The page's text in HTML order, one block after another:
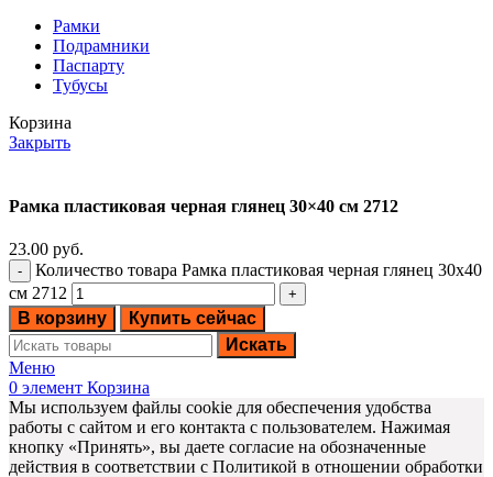
Рамки
Подрамники
Паспарту
Тубусы
Корзина
Закрыть
Рамка пластиковая черная глянец 30×40 см 2712
23.00 руб.
Количество товара Рамка пластиковая черная глянец 30x40
см 2712
В корзину
Купить сейчас
Искать
Меню
0 элемент Корзина
Мы используем файлы cookie для обеспечения удобства
работы с сайтом и его контакта с пользователем. Нажимая
кнопку «Принять», вы даете согласие на обозначенные
действия в соответствии с Политикой в отношении обработки